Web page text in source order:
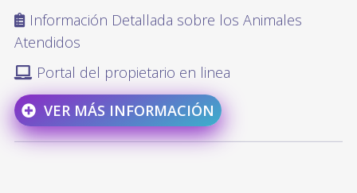
Información Detallada sobre los Animales
Atendidos
Portal del propietario en linea
VER MÁS INFORMACIÓN